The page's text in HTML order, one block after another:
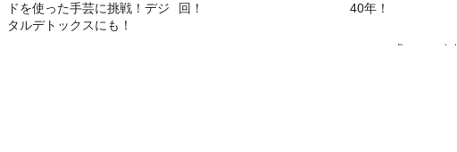
ドを使った手芸に挑戦！デジ
タルデトックスにも！
回！
40年！
Recommended